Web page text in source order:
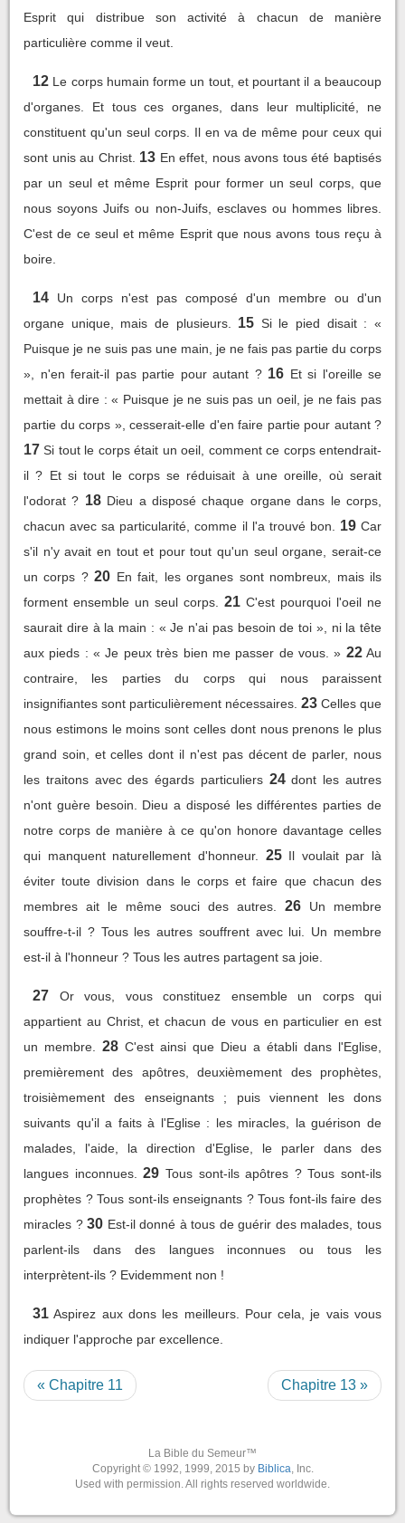
Esprit qui distribue son activité à chacun de manière
particulière comme il veut.
12 Le corps humain forme un tout, et pourtant il a beaucoup
d'organes. Et tous ces organes, dans leur multiplicité, ne
constituent qu'un seul corps. Il en va de même pour ceux qui
sont unis au Christ. 13 En effet, nous avons tous été baptisés
par un seul et même Esprit pour former un seul corps, que
nous soyons Juifs ou non-Juifs, esclaves ou hommes libres.
C'est de ce seul et même Esprit que nous avons tous reçu à
boire.
14
Un corps n'est pas composé d'un membre ou d'un
organe unique, mais de plusieurs.
15 Si le pied disait : «
Puisque je ne suis pas une main, je ne fais pas partie du corps
», n'en ferait-il pas partie pour autant ? 16 Et si l'oreille se
mettait à dire : « Puisque je ne suis pas un oeil, je ne fais pas
partie du corps », cesserait-elle d'en faire partie pour autant ?
17 Si tout le corps était un oeil, comment ce corps entendrait-
il ? Et si tout le corps se réduisait à une oreille, où serait
l'odorat ? 18 Dieu a disposé chaque organe dans le corps,
chacun avec sa particularité, comme il l'a trouvé bon.
19 Car
s'il n'y avait en tout et pour tout qu'un seul organe, serait-ce
un corps ? 20 En fait, les organes sont nombreux, mais ils
forment ensemble un seul corps.
21 C'est pourquoi l'oeil ne
saurait dire à la main : « Je n'ai pas besoin de toi », ni la tête
aux pieds : « Je peux très bien me passer de vous. » 22 Au
contraire, les parties du corps qui nous paraissent
insignifiantes sont particulièrement nécessaires. 23 Celles que
nous estimons le moins sont celles dont nous prenons le plus
grand soin, et celles dont il n'est pas décent de parler, nous
les traitons avec des égards particuliers 24 dont les autres
n'ont guère besoin. Dieu a disposé les différentes parties de
notre corps de manière à ce qu'on honore davantage celles
qui manquent naturellement d'honneur.
25 Il voulait par là
éviter toute division dans le corps et faire que chacun des
membres ait le même souci des autres.
26
Un membre
souffre-t-il ? Tous les autres souffrent avec lui. Un membre
est-il à l'honneur ? Tous les autres partagent sa joie.
27
Or vous, vous constituez ensemble un corps qui
appartient au Christ, et chacun de vous en particulier en est
un membre.
28 C'est ainsi que Dieu a établi dans l'Eglise,
premièrement des apôtres, deuxièmement des prophètes,
troisièmement des enseignants ; puis viennent les dons
suivants qu'il a faits à l'Eglise : les miracles, la guérison de
malades, l'aide, la direction d'Eglise, le parler dans des
langues inconnues.
29 Tous sont-ils apôtres ? Tous sont-ils
prophètes ? Tous sont-ils enseignants ? Tous font-ils faire des
miracles ? 30 Est-il donné à tous de guérir des malades, tous
parlent-ils dans des langues inconnues ou tous les
interprètent-ils ? Evidemment non !
31 Aspirez aux dons les meilleurs. Pour cela, je vais vous
indiquer l'approche par excellence.
« Chapitre 11 Chapitre 13 »
La Bible du Semeur™
Copyright © 1992, 1999, 2015 by Biblica, Inc.
Used with permission. All rights reserved worldwide.